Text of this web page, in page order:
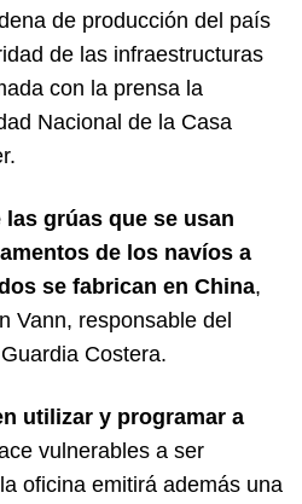
de producción del país
de las infraestructuras
con la prensa la
Nacional de la Casa
grúas que se usan
de los navíos a
se fabrican en China,
Vann, responsable del
Costera.
utilizar y programar a
vulnerables a ser
oficina emitirá además una